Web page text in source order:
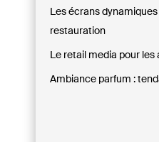
Les écrans
restauration
Le retail media pour les
Ambiance parfum :